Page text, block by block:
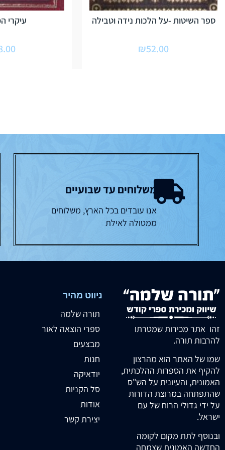
ספר השיטות -על הלכות נידה וטבילה
₪52.00
עיקרי
משלוחים עד שבועיים
אנו עובדים בכל הארץ, משלוחים
ממטולה לאילת
זהו אתר מכירות שמטרתו
להרבות תורה.
שמו של האתר הוא מהרצון
להקיף את הספרות ההלכתית,
האמונית, והעיונית על הש"ס
שהתפתחה במרוצת הדורות
על ידי גדולי הרוח של עם
ישראל.
ובנוסף לתת מקום לקומה
החדשה האמונית שצמחה
ניווט מהיר
תורה שלמה
ספרי הוצאה לאור
מבצעים
חנות
יודאיקה
סל הקניות
אודות
יצירת קשר